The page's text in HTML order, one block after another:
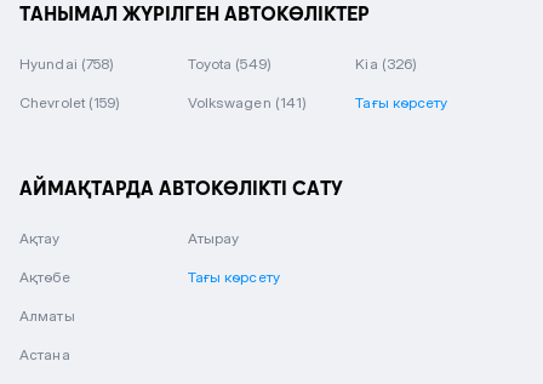
ТАНЫМАЛ ЖҮРІЛГЕН АВТОКӨЛІКТЕР
Hyundai (758) Toyota (549) Kia (326)
Chevrolet (159) Volkswagen (141) Тағы көрсету
АЙМАҚТАРДА АВТОКӨЛІКТІ САТУ
Ақтау
Ақтөбе
Алматы
Астана
Атырау
Тағы көрсету